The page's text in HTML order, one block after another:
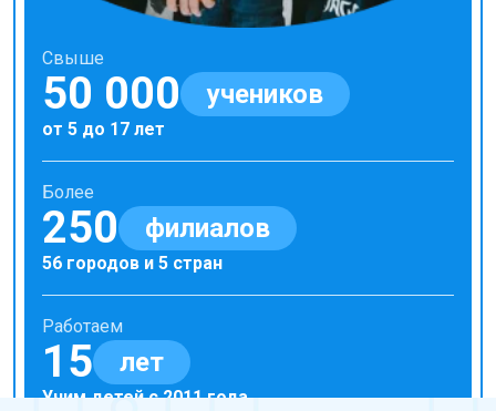
Свыше
50 000 учеников
от 5 до 17 лет
Более
250 филиалов
56 городов и 5 стран
Работаем
15 лет
Учим детей с 2011 года